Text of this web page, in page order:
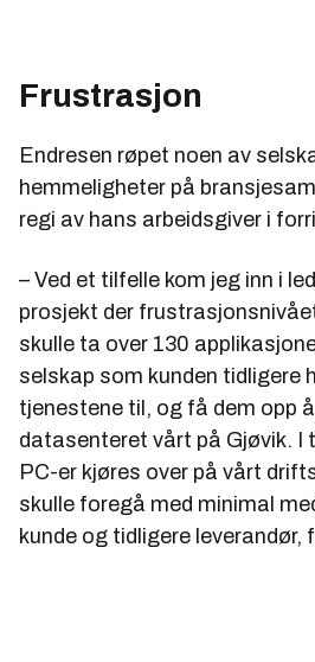
Frustrasjon
Endresen røpet noen av
hemmeligheter på
regi av hans arbeidsgiver i
– Ved et tilfelle kom jeg inn i
prosjekt der
skulle ta over 130
selskap som kunden tidligere
tjenestene til, og få dem opp
datasenteret vårt på Gjøvik. I
PC-er kjøres over på vårt
skulle foregå med minimal
kunde og tidligere leverandør,